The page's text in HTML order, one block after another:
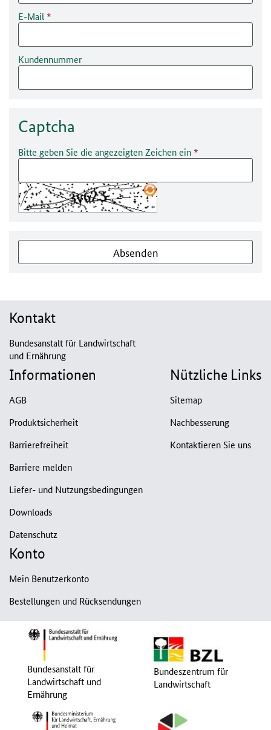
E-Mail
Kundennummer
Captcha
Bitte geben Sie die angezeigten Zeichen ein
Absenden
Kontakt
Bundesanstalt für Landwirtschaft
und Ernährung
Informationen
AGB
Produktsicherheit
Barrierefreiheit
Barriere melden
Liefer- und Nutzungsbedingungen
Downloads
Datenschutz
Nützliche Links
Sitemap
Nachbesserung
Kontaktieren Sie uns
Konto
Mein Benutzerkonto
Bestellungen und Rücksendungen
Bundesanstalt für
Landwirtschaft und
Ernährung
Bundeszentrum für
Landwirtschaft